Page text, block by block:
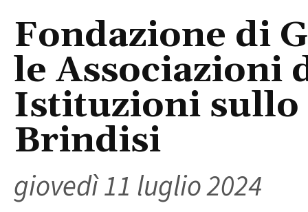
Fondazione di
le Associazioni
Istituzioni sullo
Brindisi
giovedì 11 luglio 2024